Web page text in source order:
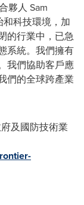
夥人 Sam
科技環境，加
的行業中，已急
系統。我們擁有
我們協助客戶應
們的全球跨產業
及國防技術業